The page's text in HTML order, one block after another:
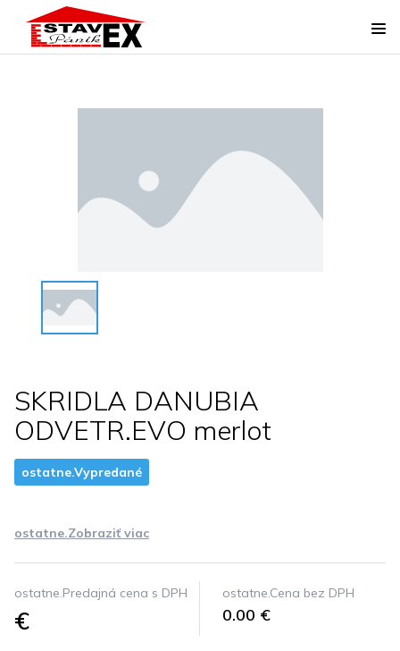
SKRIDLA DANUBIA
ODVETR.EVO merlot
ostatne.Vypredané
ostatne.Zobraziť viac
ostatne.Predajná cena s DPH
€
ostatne.Cena bez DPH
0.00 €